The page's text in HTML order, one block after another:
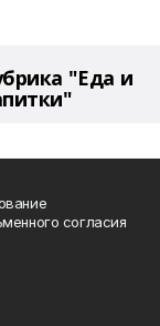
"Еда и
согласия